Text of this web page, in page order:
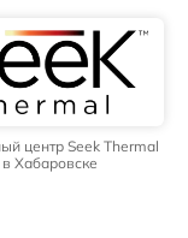
центр Seek Thermal
в Хабаровске